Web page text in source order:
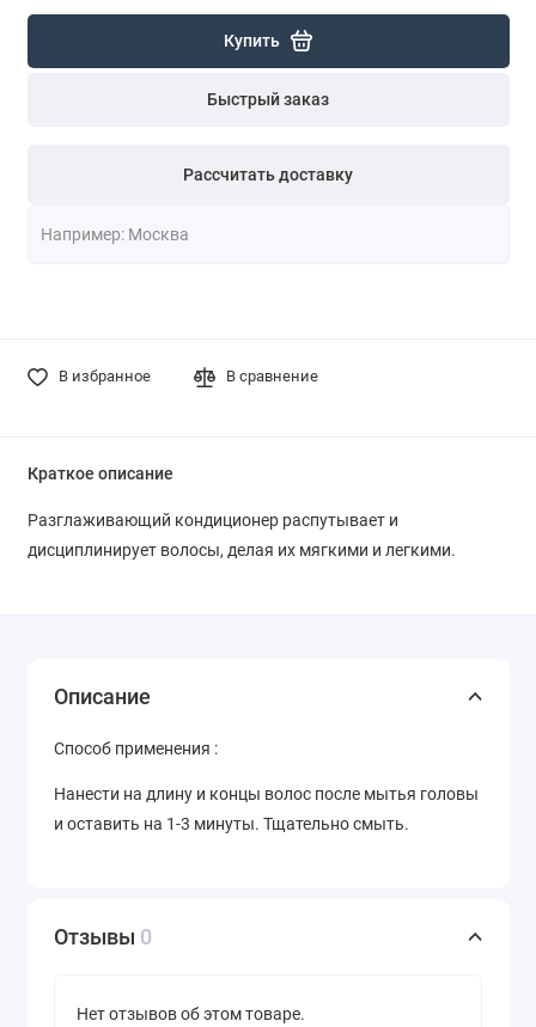
Купить
Быстрый заказ
Рассчитать доставку
В избранное В сравнение
Краткое описание
Разглаживающий кондиционер распутывает и
дисциплинирует волосы, делая их мягкими и легкими.
Описание
Способ применения :
Нанести на длину и концы волос после мытья головы
и оставить на 1-3 минуты. Тщательно смыть.
Отзывы 0
Нет отзывов об этом товаре.